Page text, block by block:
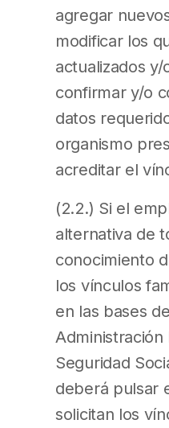
agregar
modificar los
actualizados y/
confirmar y/o
datos
organismo
acreditar el
(2.2.) Si el
alternativa de
conocimiento
los vínculos
en las bases
Seguridad
deberá pulsar
solicitan los